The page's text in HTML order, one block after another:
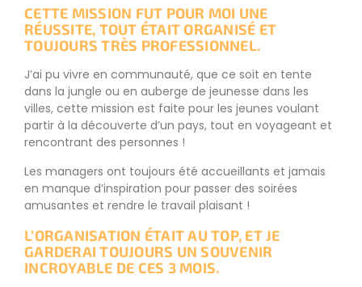
CETTE MISSION FUT POUR MOI UNE
RÉUSSITE, TOUT ÉTAIT ORGANISÉ ET
TOUJOURS TRÈS PROFESSIONNEL.
J’ai pu vivre en communauté, que ce soit en tente
dans la jungle ou en auberge de jeunesse dans les
villes, cette mission est faite pour les jeunes voulant
partir à la découverte d’un pays, tout en voyageant et
rencontrant des personnes !
Les managers ont toujours été accueillants et jamais
en manque d’inspiration pour passer des soirées
amusantes et rendre le travail plaisant !
L’ORGANISATION ÉTAIT AU TOP, ET JE
GARDERAI TOUJOURS UN SOUVENIR
INCROYABLE DE CES 3 MOIS.